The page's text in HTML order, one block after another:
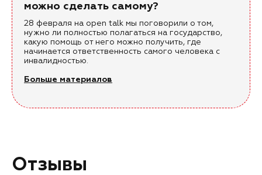
можно сделать самому?
28 февраля на open talk мы поговорили о том,
нужно ли полностью полагаться на государство,
какую помощь от него можно получить, где
начинается ответственность самого человека с
инвалидностью.
Больше материалов
Отзывы